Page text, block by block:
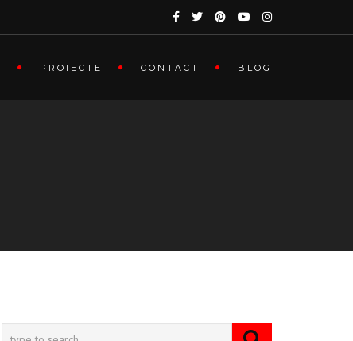
PROIECTE CONTACT BLOG